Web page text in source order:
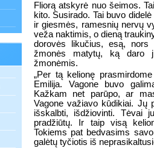
Fliorą atskyrė nuo šeimos.
kito. Susirado. Tai buvo
ir giesmės, ramesnių nervų
veža naktimis, o dieną
dorovės likučius, esą,
žmonės matytų, ką daro
žmonėmis.
„Per tą kelionę
Emilija. Vagone buvo
Kažkam net parūpo, ar
Vagone važiavo kūdikiai. Jų
išskalbti, išdžiovinti. Tėvai
pradžiūtų. Ir taip visą
Tokiems pat bedvasims
galėtų tyčiotis iš